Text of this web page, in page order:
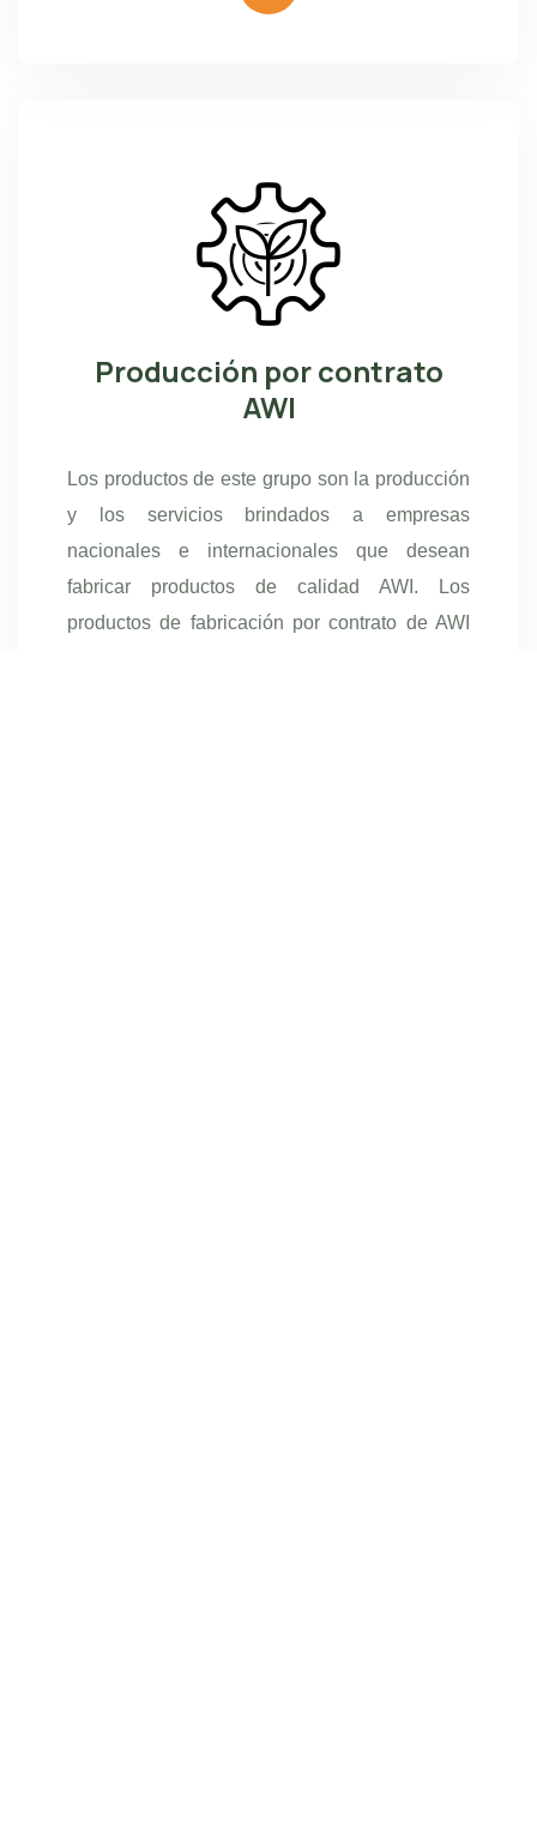
Producción por contrato
AWI
Los productos de este grupo son la producción
y los servicios brindados a empresas
nacionales e internacionales que desean
fabricar productos de calidad AWI. Los
productos de fabricación por contrato de AWI